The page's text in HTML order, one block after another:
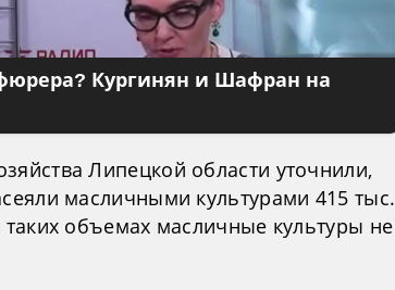
Кургинян и Шафран на
Липецкой области уточнили,
масличными культурами 415 тыс.
таких объемах масличные культуры не